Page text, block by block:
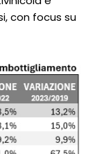
con focus su